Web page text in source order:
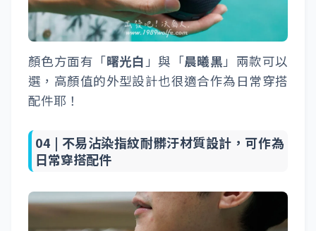
顏色方面有「曙光白 」與「晨曦黑 」兩款可以
選，高顏值的外型設計也很適合作為日常穿搭
配件耶！
04 | 不易沾染指紋耐髒汙材質設計，可作為
日常穿搭配件